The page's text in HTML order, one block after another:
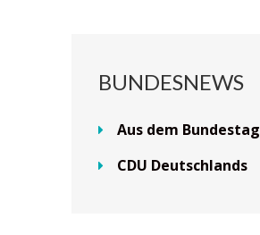
BUNDESNEWS
Aus dem Bundestag
CDU Deutschlands